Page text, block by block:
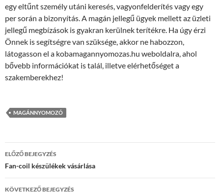
egy eltűnt személy utáni keresés, vagyonfelderítés vagy egy
per során a bizonyítás. A magán jellegű ügyek mellett az üzleti
jellegű megbízások is gyakran kerülnek terítékre. Ha úgy érzi
Önnek is segítségre van szüksége, akkor ne habozzon,
látogasson el a kobamagannyomozas.hu weboldalra, ahol
bővebb információkat is talál, illetve elérhetőséget a
szakemberekhez!
MAGÁNNYOMOZÓ
Bejegyzés
navigáció
ELŐZŐ BEJEGYZÉS
Fan-coil készülékek vásárlása
KÖVETKEZŐ BEJEGYZÉS